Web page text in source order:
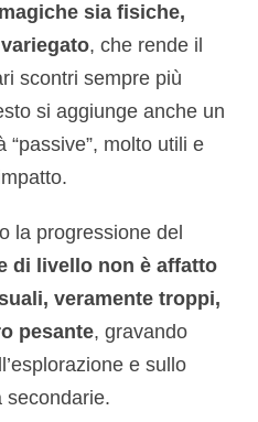
sia fisiche,
, che rende il
scontri sempre più
si aggiunge anche un
molto utili e
la progressione del
di livello non è affatto
veramente troppi,
pesante, gravando
e sullo
secondarie.